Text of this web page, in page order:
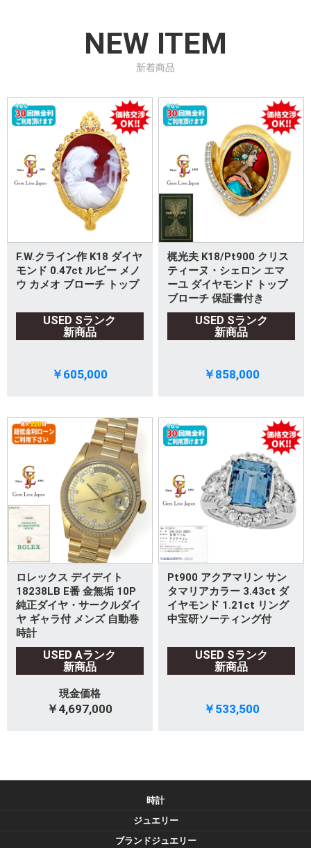
NEW ITEM
新着商品
F.W.クライン作 K18 ダイヤ
モンド 0.47ct ルビー メノ
ウ カメオ ブローチ トップ
USED Sランク
新商品
￥605,000
梶光夫 K18/Pt900 クリス
ティーヌ・シェロン エマ
ーユ ダイヤモンド トップ
ブローチ 保証書付き
USED Sランク
新商品
￥858,000
ロレックス デイデイト
18238LB E番 金無垢 10P
純正ダイヤ・サークルダイ
ヤ ギャラ付 メンズ 自動巻
時計
USED Aランク
新商品
現金価格
￥4,697,000
Pt900 アクアマリン サン
タマリアカラー 3.43ct ダ
イヤモンド 1.21ct リング
中宝研ソーティング付
USED Sランク
新商品
￥533,500
時計
ジュエリー
ブランドジュエリー